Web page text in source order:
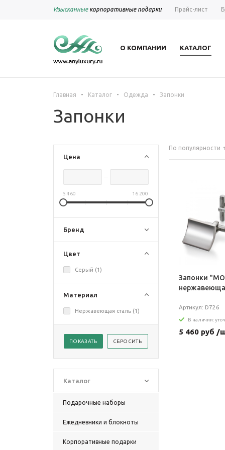
Изысканныекорпоративные подарки Прайс-лист
О КОМПАНИИ КАТАЛОГ
Главная - Каталог - Одежда - Запонки
Запонки
Цена
5 460 16 200
Бренд
Цвет
Серый (1)
Материал
Нержавеющая сталь (1)
Каталог
Подарочные наборы
Ежедневники и блокноты
Корпоративные подарки
По популярности
Запонки
Артикул: D726
В наличии:
5 460 руб /